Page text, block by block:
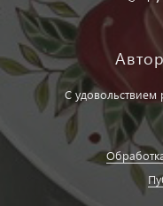
С удовольствием